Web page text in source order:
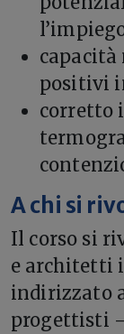
capacità
positivi
corretto
A chi si
Il corso si
e architetti
indirizzato
progettisti